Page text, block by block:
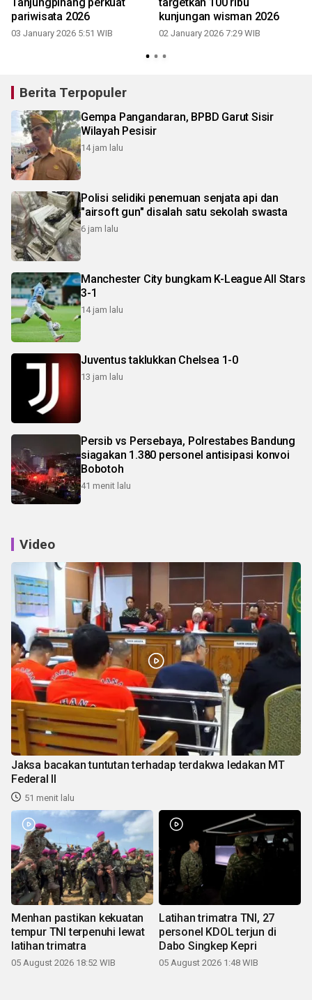
pariwisata 2026
03 January 2026 5:51 WIB
kunjungan wisman 2026
02 January 2026 7:29 WIB
Berita Terpopuler
Gempa Pangandaran, BPBD Garut Sisir
Wilayah Pesisir
14 jam lalu
Polisi selidiki penemuan senjata api dan
"airsoft gun" disalah satu sekolah swasta
6 jam lalu
Manchester City bungkam K-League All Stars
3-1
14 jam lalu
Juventus taklukkan Chelsea 1-0
13 jam lalu
Persib vs Persebaya, Polrestabes Bandung
siagakan 1.380 personel antisipasi konvoi
Bobotoh
41 menit lalu
Video
Jaksa bacakan tuntutan terhadap terdakwa ledakan MT
Federal II
51 menit lalu
Menhan pastikan kekuatan
tempur TNI terpenuhi lewat
latihan trimatra
05 August 2026 18:52 WIB
Latihan trimatra TNI, 27
personel KDOL terjun di
Dabo Singkep Kepri
05 August 2026 1:48 WIB